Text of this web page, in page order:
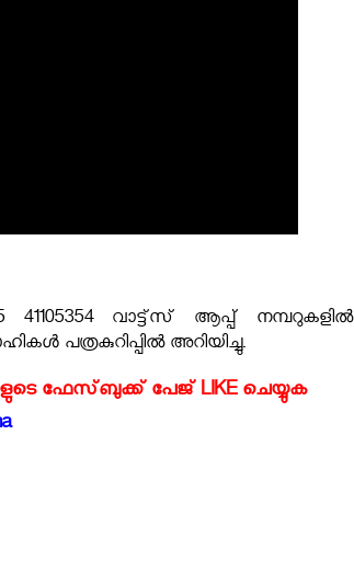
41105354 വാട്ട്സ് ആപ്പ് നമ്പറുകളിൽ
പത്രകുറിപ്പിൽ അറിയിച്ചു.
ഫേസ്‌ബുക്ക്‌ പേജ് LIKE ചെയ്യുക